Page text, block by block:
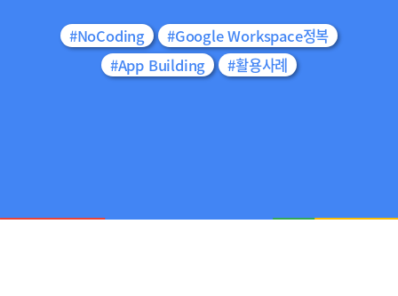
#NoCoding
#Google Workspace정복
#App Building
#활용사례